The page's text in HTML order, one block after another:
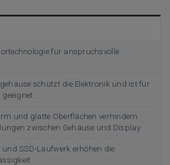
für anspruchsvolle
schützt die Elektronik und ist für
und glatte Oberflächen verhindern
zwischen Gehäuse und Display
SSD-Laufwerk erhöhen die